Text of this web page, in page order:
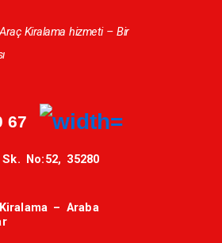
Araç Kiralama hizmeti – Bir
67
No:52, 35280
– Araba